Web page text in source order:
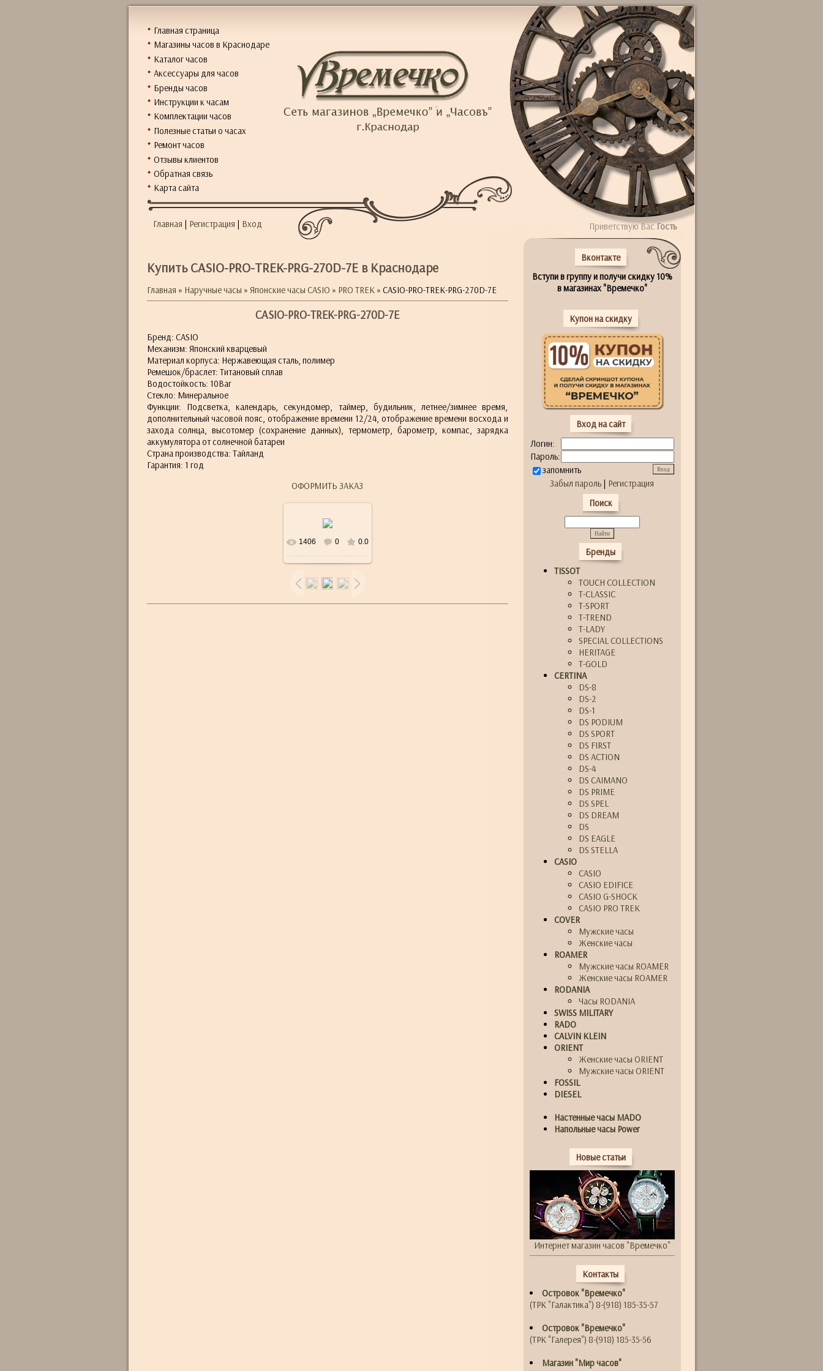
Главная страница
Магазины часов в Краснодаре
Каталог часов
Аксессуары для часов
Бренды часов
Инструкции к часам
Комплектации часов
Полезные статьи о часах
Ремонт часов
Отзывы клиентов
Обратная связь
Карта сайта
Главная | Регистрация | Вход
Купить CASIO-PRO-TREK-PRG-270D-7E в Краснодаре
Главная » Наручные часы » Японские часы CASIO » PRO TREK» CASIO-PRO-TREK-PRG-270D-7E
CASIO-PRO-TREK-PRG-270D-7E
Бренд: CASIO
Механизм: Японский кварцевый
Материал корпуса: Нержавеющая сталь, полимер
Ремешок/браслет: Титановый сплав
Водостойкость: 10Bar
Стекло: Минеральное
Функции: Подсветка, календарь, секундомер, таймер, будильник, летнее/зимнее время,
дополнительный часовой пояс, отображение времени 12/24, отображение времени восхода и
захода солнца, высотомер (сохранение данных), термометр, барометр, компас, зарядка
аккумулятора от солнечной батареи
Страна производства: Тайланд
Гарантия: 1 год
ОФОРМИТЬ ЗАКАЗ
1406 0 0.0
Приветствую ВасГость
Вконтакте
Вступи в группу и получи скидку 10%
в магазинах "Времечко"
Купон на скидку
Вход на сайт
Логин:
Пароль:
запомнить
Забыл пароль | Регистрация
Поиск
Бренды
TISSOT
TOUCH COLLECTION
T-CLASSIC
T-SPORT
T-TREND
T-LADY
SPECIAL COLLECTIONS
HERITAGE
T-GOLD
CERTINA
DS-8
DS-2
DS-1
DS PODIUM
DS SPORT
DS FIRST
DS ACTION
DS-4
DS CAIMANO
DS PRIME
DS SPEL
DS DREAM
DS
DS EAGLE
DS STELLA
CASIO
CASIO
CASIO EDIFICE
CASIO G-SHOCK
CASIO PRO TREK
COVER
Мужские часы
Женские часы
ROAMER
Мужские часы ROAMER
Женские часы ROAMER
RODANIA
Часы RODANIA
SWISS MILITARY
RADO
CALVIN KLEIN
ORIENT
Женские часы ORIENT
Мужские часы ORIENT
FOSSIL
DIESEL
Настенные часы MADO
Напольные часы Power
Новые статьи
Интернет магазин часов "Времечко"
Контакты
Островок "Времечко"
(ТРК "Галактика") 8-(918) 185-35-57
Островок "Времечко"
(ТРК "Галерея") 8-(918) 185-35-56
Магазин "Мир часов"